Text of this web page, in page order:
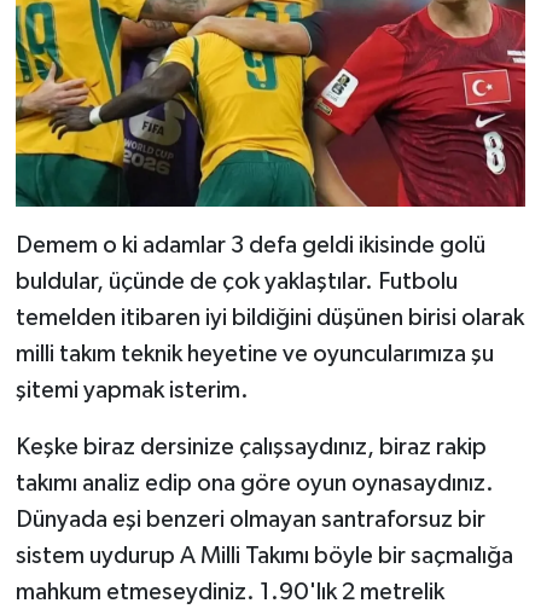
Demem o ki adamlar 3 defa geldi ikisinde golü
buldular, üçünde de çok yaklaştılar. Futbolu
temelden itibaren iyi bildiğini düşünen birisi olarak
milli takım teknik heyetine ve oyuncularımıza şu
şitemi yapmak isterim.
Keşke biraz dersinize çalışsaydınız, biraz rakip
takımı analiz edip ona göre oyun oynasaydınız.
Dünyada eşi benzeri olmayan santraforsuz bir
sistem uydurup A Milli Takımı böyle bir saçmalığa
mahkum etmeseydiniz. 1.90'lık 2 metrelik